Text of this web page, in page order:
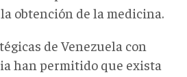
obtención de la medicina.
de Venezuela con
han permitido que exista